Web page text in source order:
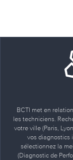
BCTI met en
les techniciens.
votre ville (Paris,
vos diagnostics
sélectionnez la
(Diagnostic de